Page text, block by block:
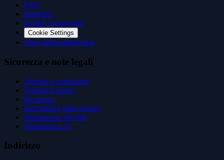
FAQ
Supporto
Portale conoscenze
Cookie Settings
Stato della piattaforma
Sicurezza e note legali
Termini e condizioni
Termini Express
Sicurezza
Informativa sulla privacy
Trattamento dei dati
Panoramica AI
Indirizzo